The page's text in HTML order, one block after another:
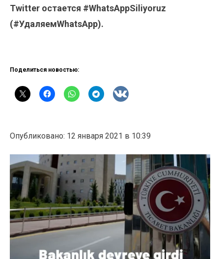
Twitter остается #WhatsAppSiliyoruz
(#УдаляемWhatsApp).
Поделиться новостью:
Опубликовано: 12 января 2021 в 10:39